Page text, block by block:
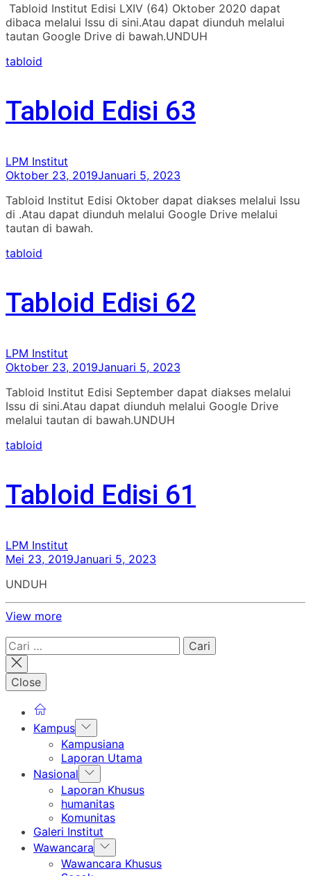
Tabloid Institut Edisi LXIV (64) Oktober 2020 dapat
dibaca melalui Issu di sini.Atau dapat diunduh melalui
tautan Google Drive di bawah.UNDUH
tabloid
Tabloid Edisi 63
LPM Institut
Oktober 23, 2019Januari 5, 2023
Tabloid Institut Edisi Oktober dapat diakses melalui Issu
di .Atau dapat diunduh melalui Google Drive melalui
tautan di bawah.
tabloid
Tabloid Edisi 62
LPM Institut
Oktober 23, 2019Januari 5, 2023
Tabloid Institut Edisi September dapat diakses melalui
Issu di sini.Atau dapat diunduh melalui Google Drive
melalui tautan di bawah.UNDUH
tabloid
Tabloid Edisi 61
LPM Institut
Mei 23, 2019Januari 5, 2023
UNDUH
View more
Cari
untuk:
Close
Kampus Show
sub
menu
Kampusiana
Laporan Utama
Nasional Show
sub
menu
Laporan Khusus
humanitas
Komunitas
Galeri Institut
Wawancara Show
sub
Wawancara Khusus